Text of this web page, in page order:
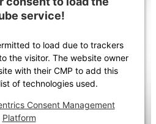
service!
to load due to trackers
the visitor. The website owner
with their CMP to add this
of technologies used.
Consent Management
Platform